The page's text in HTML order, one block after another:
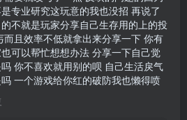
专业研究这玩意的我也没招 再说了
不就是玩家分享自己生存用的上的投
而且效率不低就拿出来分享一下 你有
可以帮忙想想办法 分享一下自己觉
你不喜欢就用别的呗 自己生活戾气
一个游戏给你红的破防我也懒得喷